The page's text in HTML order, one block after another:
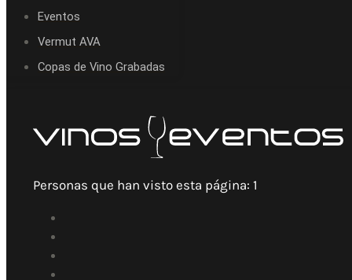
Eventos
Vermut AVA
Copas de Vino Grabadas
Personas que han visto esta página: 1